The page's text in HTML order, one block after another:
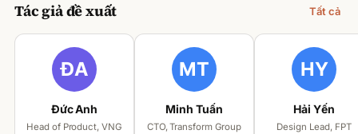
Tác giả đề xuất Tất cả
Đức Anh
Head of Product, VNG
Minh Tuấn
CTO, Transform Group
Hải Yến
Design Lead, FPT